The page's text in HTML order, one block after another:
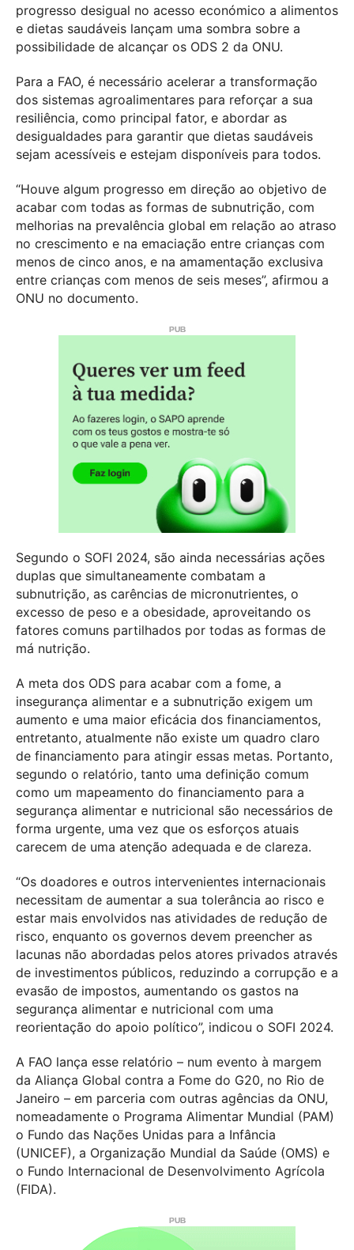
progresso desigual no acesso económico a alimentos
e dietas saudáveis lançam uma sombra sobre a
possibilidade de alcançar os ODS 2 da ONU.
Para a FAO, é necessário acelerar a transformação
dos sistemas agroalimentares para reforçar a sua
resiliência, como principal fator, e abordar as
desigualdades para garantir que dietas saudáveis
sejam acessíveis e estejam disponíveis para todos.
“Houve algum progresso em direção ao objetivo de
acabar com todas as formas de subnutrição, com
melhorias na prevalência global em relação ao atraso
no crescimento e na emaciação entre crianças com
menos de cinco anos, e na amamentação exclusiva
entre crianças com menos de seis meses”, afirmou a
ONU no documento.
Segundo o SOFI 2024, são ainda necessárias ações
duplas que simultaneamente combatam a
subnutrição, as carências de micronutrientes, o
excesso de peso e a obesidade, aproveitando os
fatores comuns partilhados por todas as formas de
má nutrição.
A meta dos ODS para acabar com a fome, a
insegurança alimentar e a subnutrição exigem um
aumento e uma maior eficácia dos financiamentos,
entretanto, atualmente não existe um quadro claro
de financiamento para atingir essas metas. Portanto,
segundo o relatório, tanto uma definição comum
como um mapeamento do financiamento para a
segurança alimentar e nutricional são necessários de
forma urgente, uma vez que os esforços atuais
carecem de uma atenção adequada e de clareza.
“Os doadores e outros intervenientes internacionais
necessitam de aumentar a sua tolerância ao risco e
estar mais envolvidos nas atividades de redução de
risco, enquanto os governos devem preencher as
lacunas não abordadas pelos atores privados através
de investimentos públicos, reduzindo a corrupção e a
evasão de impostos, aumentando os gastos na
segurança alimentar e nutricional com uma
reorientação do apoio político”, indicou o SOFI 2024.
A FAO lança esse relatório – num evento à margem
da Aliança Global contra a Fome do G20, no Rio de
Janeiro – em parceria com outras agências da ONU,
nomeadamente o Programa Alimentar Mundial (PAM)
o Fundo das Nações Unidas para a Infância
(UNICEF), a Organização Mundial da Saúde (OMS) e
o Fundo Internacional de Desenvolvimento Agrícola
(FIDA).